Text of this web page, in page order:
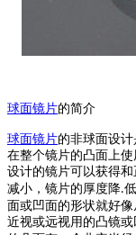
球面镜片的简介
球面镜片的非球面设
在整个镜片的凸面上
设计的镜片可以获得
减小，镜片的厚度降.
面或凹面的形状就好
近视或远视用的凸镜